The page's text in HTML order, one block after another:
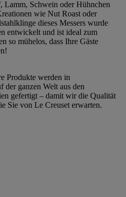
Lamm, Schwein oder Hühnchen
wie Nut Roast oder
dieses Messers wurde
entwickelt und ist ideal zum
so mühelos, dass Ihre Gäste
Produkte werden in
der ganzen Welt aus den
gefertigt – damit wir die Qualität
Sie von Le Creuset erwarten.